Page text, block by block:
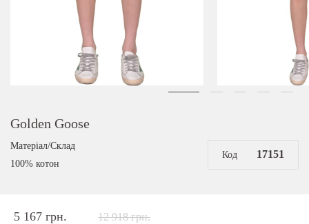
Golden Goose
Матеріал/Склад
100% котон
Код 17151
5 167 грн. 12 918 грн.